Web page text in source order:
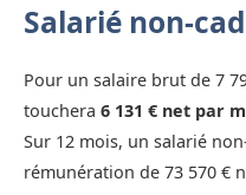
Salarié non-
Pour un salaire brut de 7
touchera 6 131 € net par
Sur 12 mois, un salarié
rémunération de 73 570 €